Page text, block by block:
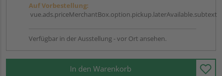
Auf Vorbestellung:
vue.ads.priceMerchantBox.option.pickup.laterAvailable.subtext
Verfügbar in der Ausstellung - vor Ort ansehen.
In den Warenkorb